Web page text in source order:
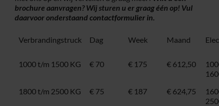
brochure aanvragen? Wij sturen u er graag één op! Vul
daarvoor onderstaandcontactformulierin.
Verbrandingstruck Dag Week Maand
1000 t/m 1500 KG € 70 € 175 € 612,50
1800 t/m 2500 KG
€ 75 € 187 € 624,75